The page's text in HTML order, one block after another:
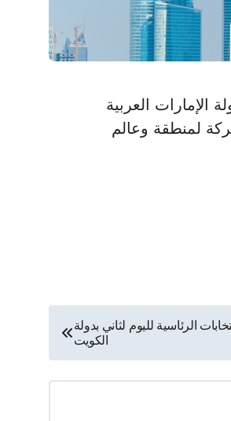
الإمارات العربية
لمنطقة وعالم
الرئاسية لليوم لثاني بدولة
الكويت